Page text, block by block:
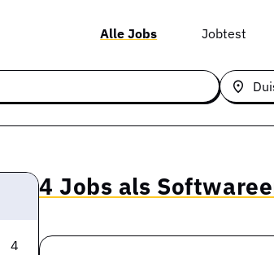
Alle Jobs Jobtest
4
4 Jobs als